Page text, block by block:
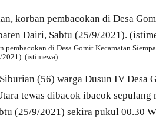
pembacokan di Desa Gomit Kecamatan
(istimewa)
(56) warga Dusun IV Desa
tewas dibacok ibacok
(25/9/2021) sekira pukul 00.30